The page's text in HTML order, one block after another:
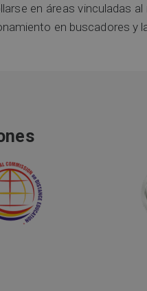
en áreas vinculadas
en buscadores y